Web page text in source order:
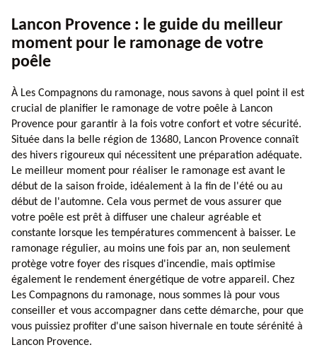
Lancon Provence : le guide du meilleur
moment pour le ramonage de votre
poêle
À Les Compagnons du ramonage, nous savons à quel point il est
crucial de planifier le ramonage de votre poêle à Lancon
Provence pour garantir à la fois votre confort et votre sécurité.
Située dans la belle région de 13680, Lancon Provence connaît
des hivers rigoureux qui nécessitent une préparation adéquate.
Le meilleur moment pour réaliser le ramonage est avant le
début de la saison froide, idéalement à la fin de l'été ou au
début de l'automne. Cela vous permet de vous assurer que
votre poêle est prêt à diffuser une chaleur agréable et
constante lorsque les températures commencent à baisser. Le
ramonage régulier, au moins une fois par an, non seulement
protège votre foyer des risques d'incendie, mais optimise
également le rendement énergétique de votre appareil. Chez
Les Compagnons du ramonage, nous sommes là pour vous
conseiller et vous accompagner dans cette démarche, pour que
vous puissiez profiter d'une saison hivernale en toute sérénité à
Lancon Provence.